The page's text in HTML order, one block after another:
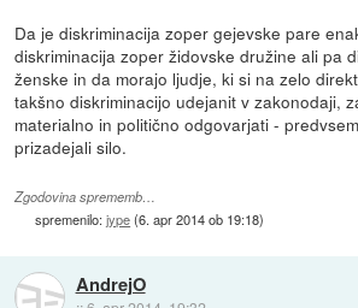
Da je diskriminacija zoper gejevske pare
diskriminacija zoper židovske družine ali pa
ženske in da morajo ljudje, ki si na zelo
takšno diskriminacijo udejanit v zakonodaji,
materialno in politično odgovarjati -
prizadejali silo.
Zgodovina sprememb…
spremenilo:jype(6. apr 2014 ob 19:18)
AndrejO